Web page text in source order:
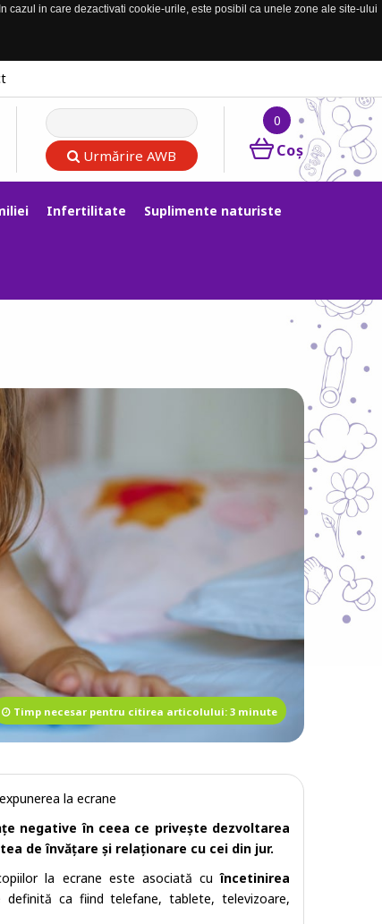
cazul in care dezactivati cookie-urile, este posibil ca unele zone ale site-ului
0
Coş
Urmărire AWB
Infertilitate Suplimente naturiste
Timp necesar pentru citirea articolului: 3 minute
la ecrane
negative în ceea ce privește dezvoltarea
de învățare și relaționare cu cei din jur.
la ecrane este asociată cuîncetinirea
ca fiind telefane, tablete, televizoare,